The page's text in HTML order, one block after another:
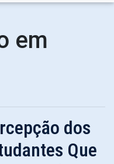
em
dos
Que